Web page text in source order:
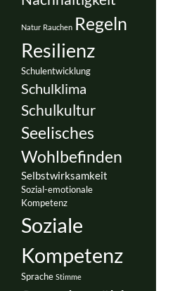
Natur Rauchen Regeln
Resilienz
Schulentwicklung
Schulklima
Schulkultur
Seelisches
Wohlbefinden
Selbstwirksamkeit
Sozial-emotionale
Kompetenz
Soziale
Kompetenz
Sprache Stimme